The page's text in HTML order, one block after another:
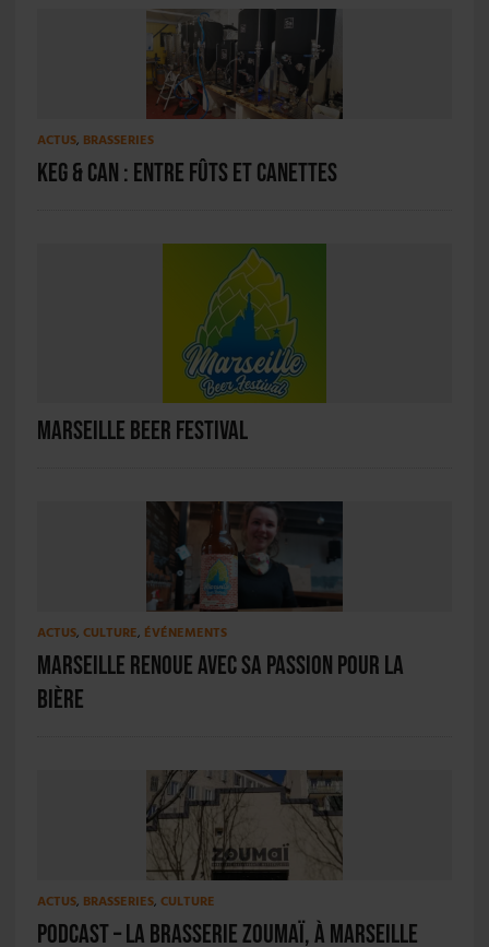
ACTUS, BRASSERIES
Keg & Can : entre fûts et canettes
Marseille Beer Festival
ACTUS, CULTURE, ÉVÉNEMENTS
Marseille renoue avec sa passion pour la
bière
ACTUS, BRASSERIES, CULTURE
PODCAST – La Brasserie Zoumaï, à Marseille